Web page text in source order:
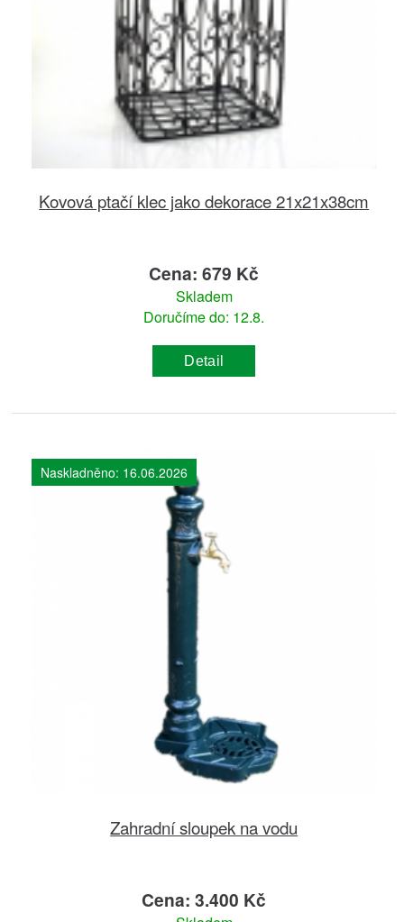
Kovová ptačí klec jako dekorace 21x21x38cm
Cena: 679 Kč
Skladem
Doručíme do: 12.8.
Detail
Naskladněno: 16.06.2026
Zahradní sloupek na vodu
Cena: 3.400 Kč